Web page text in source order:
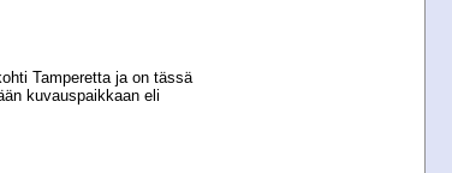
Tamperetta ja on tässä
kuvauspaikkaan eli